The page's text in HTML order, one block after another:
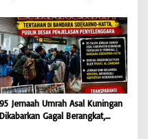
RI dan GMOCT Desak KLH, Polri
Hingga Kejaksaan Bertindak
Tegas
95 Jemaah Umrah Asal Kuningan
Dikabarkan Gagal Berangkat,